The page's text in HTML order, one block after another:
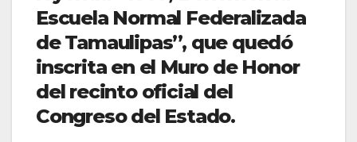
Escuela Normal Federalizada
de Tamaulipas”, que quedó
inscrita en el Muro de Honor
del recinto oficial del
Congreso del Estado.